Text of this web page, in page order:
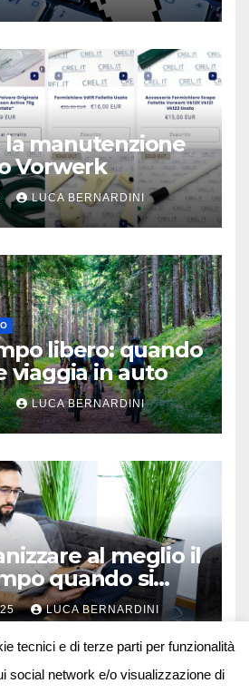
la manutenzione
Vorwerk
LUCA BERNARDINI
libero: quando
viaggia in auto
LUCA BERNARDINI
al meglio il
quando si
LUCA BERNARDINI
tecnici e di terze parti per funzionalità
social network e/o visualizzazione di